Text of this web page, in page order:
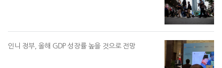
인니 정부, 올해 GDP 성장률 높을 것으로 전망